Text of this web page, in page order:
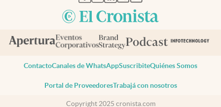
ContactoCanales de WhatsAppSuscribiteQuiénes Somos
Portal de ProveedoresTrabajá con nosotros
Copyright 2025 cronista.com